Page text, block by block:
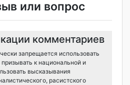
или вопрос
комментариев
запрещается использовать
к национальной и
высказывания
расистского